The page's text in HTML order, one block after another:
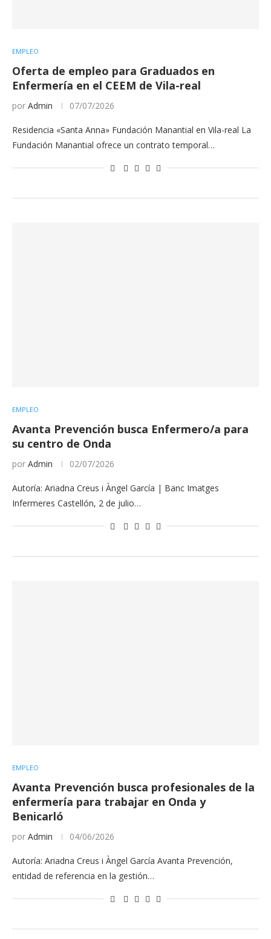
EMPLEO
Oferta de empleo para Graduados en
Enfermería en el CEEM de Vila-real
por Admin 07/07/2026
Residencia «Santa Anna» Fundación Manantial en Vila-real La
Fundación Manantial ofrece un contrato temporal…
EMPLEO
Avanta Prevención busca Enfermero/a para
su centro de Onda
por Admin 02/07/2026
Autoría: Ariadna Creus i Àngel García | Banc Imatges
Infermeres Castellón, 2 de julio…
EMPLEO
Avanta Prevención busca profesionales de la
enfermería para trabajar en Onda y
Benicarló
por Admin 04/06/2026
Autoría: Ariadna Creus i Àngel García Avanta Prevención,
entidad de referencia en la gestión…